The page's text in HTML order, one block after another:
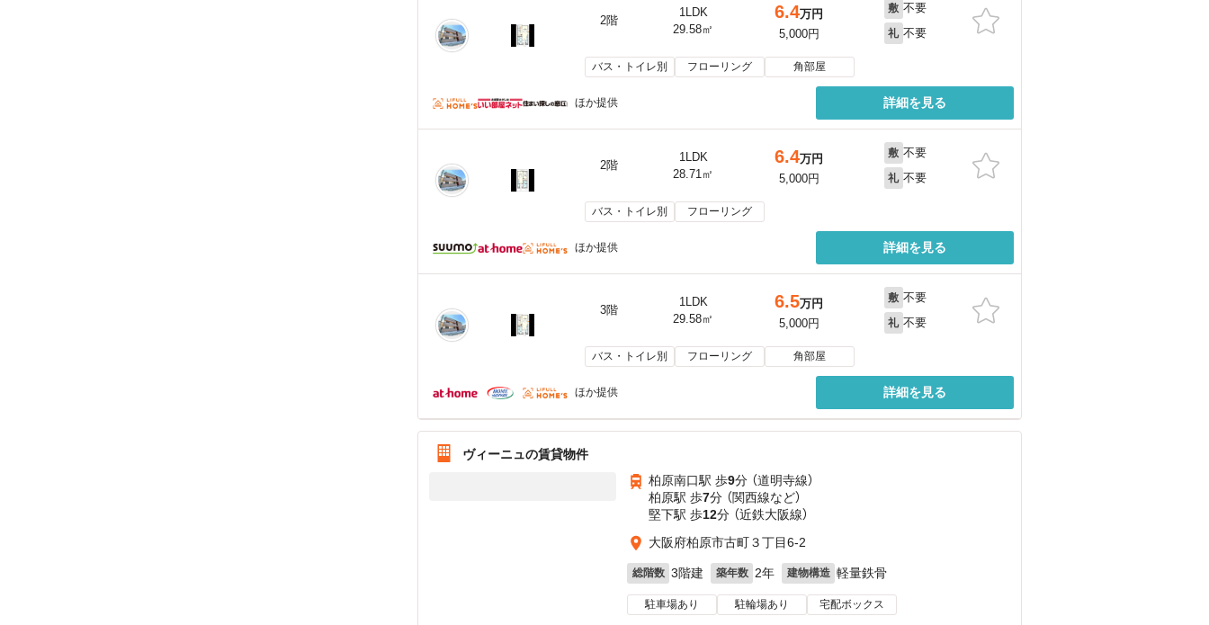
2階
1LDK
29.58㎡
6.4万円
5,000円
敷 不要
礼 不要
バス・トイレ別 フローリング 角部屋
ほか提供 詳細を見る
2階
1LDK
28.71㎡
6.4万円
5,000円
敷 不要
礼 不要
バス・トイレ別 フローリング
ほか提供 詳細を見る
3階
1LDK
29.58㎡
6.5万円
5,000円
敷 不要
礼 不要
バス・トイレ別 フローリング 角部屋
ほか提供 詳細を見る
ヴィーニュの賃貸物件
柏原南口駅 歩9分 （道明寺線）
柏原駅 歩7分 （関西線など）
堅下駅 歩12分 （近鉄大阪線）
大阪府柏原市古町３丁目6-2
総階数 3階建 築年数 2年 建物構造 軽量鉄骨
駐車場あり 駐輪場あり 宅配ボックス